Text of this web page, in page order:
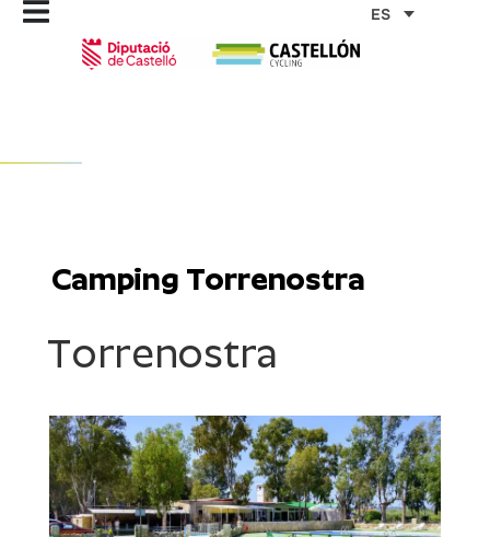
contenido
ES
Camping Torrenostra
Torrenostra